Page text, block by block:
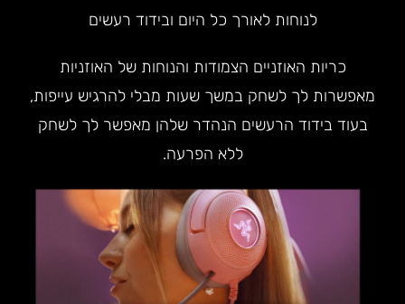
לנוחות לאורך כל היום ובידוד רעשים
כריות האוזניים הצמודות והנוחות של האוזניות
מאפשרות לך לשחק במשך שעות מבלי להרגיש עייפות,
בעוד בידוד הרעשים הנהדר שלהן מאפשר לך לשחק
ללא הפרעה.